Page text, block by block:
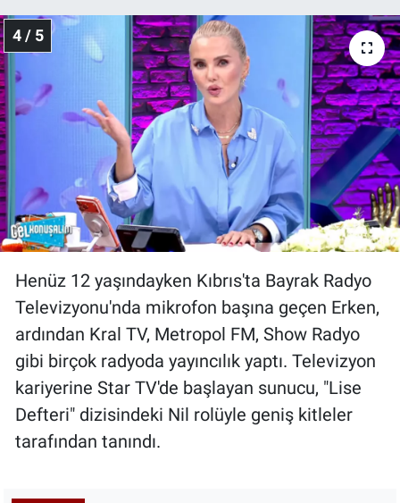
4 / 5
Henüz 12 yaşındayken Kıbrıs'ta Bayrak Radyo
Televizyonu'nda mikrofon başına geçen Erken,
ardından Kral TV, Metropol FM, Show Radyo
gibi birçok radyoda yayıncılık yaptı. Televizyon
kariyerine Star TV'de başlayan sunucu, "Lise
Defteri" dizisindeki Nil rolüyle geniş kitleler
tarafından tanındı.